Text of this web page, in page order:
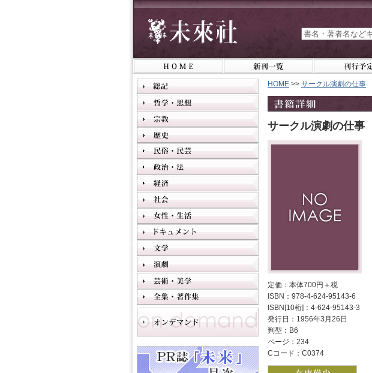
HOME >> サークル演劇の仕事
サークル演劇の仕事
定価：本体700円＋税
ISBN：978-4-624-95143-6
ISBN[10桁]：4-624-95143-3
発行日：1956年3月26日
判型：B6
ページ：234
Cコード：C0374